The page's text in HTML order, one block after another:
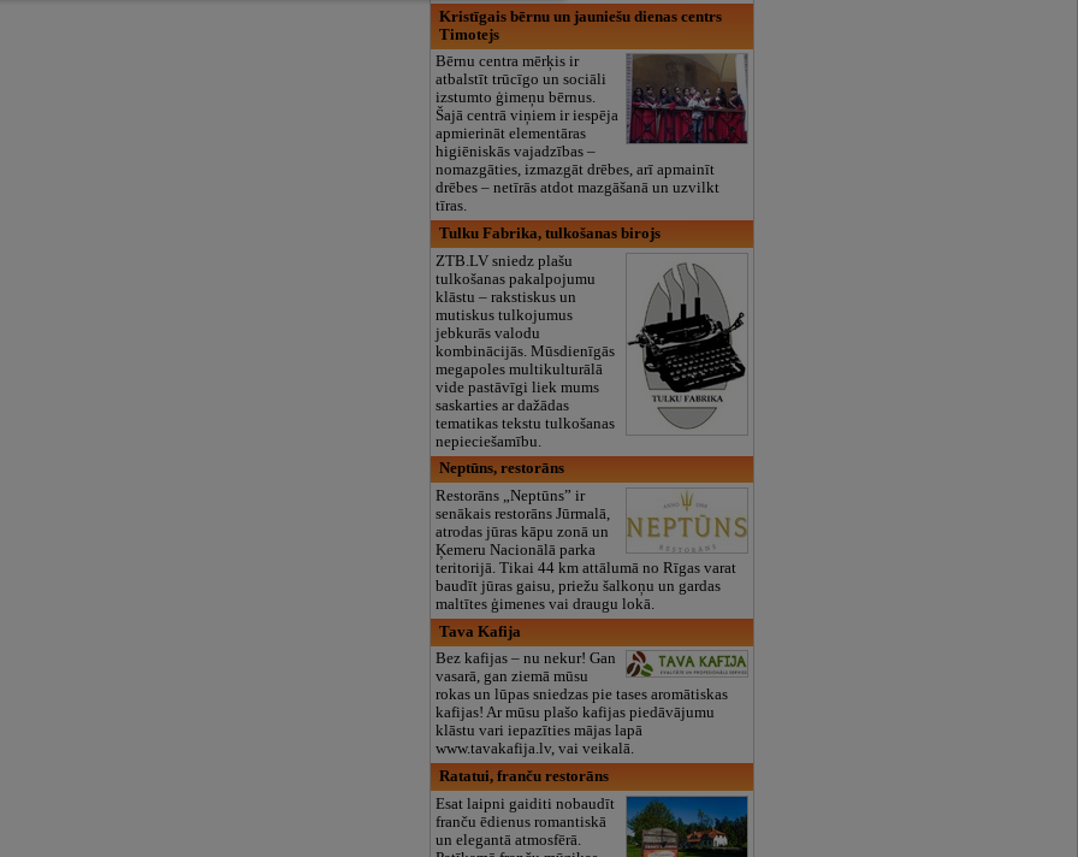
Kristīgais bērnu un jauniešu dienas centrs
Timotejs
Bērnu centra mērķis ir
atbalstīt trūcīgo un sociāli
izstumto ģimeņu bērnus.
Šajā centrā viņiem ir iespēja
apmierināt elementāras
higiēniskās vajadzības –
nomazgāties, izmazgāt drēbes, arī apmainīt
drēbes – netīrās atdot mazgāšanā un uzvilkt
tīras.
Tulku Fabrika, tulkošanas birojs
ZTB.LV sniedz plašu
tulkošanas pakalpojumu
klāstu – rakstiskus un
mutiskus tulkojumus
jebkurās valodu
kombinācijās. Mūsdienīgās
megapoles multikulturālā
vide pastāvīgi liek mums
saskarties ar dažādas
tematikas tekstu tulkošanas
nepieciešamību.
Neptūns, restorāns
Restorāns „Neptūns” ir
senākais restorāns Jūrmalā,
atrodas jūras kāpu zonā un
Ķemeru Nacionālā parka
teritorijā. Tikai 44 km attālumā no Rīgas varat
baudīt jūras gaisu, priežu šalkoņu un gardas
maltītes ģimenes vai draugu lokā.
Tava Kafija
Bez kafijas – nu nekur! Gan
vasarā, gan ziemā mūsu
rokas un lūpas sniedzas pie tases aromātiskas
kafijas! Ar mūsu plašo kafijas piedāvājumu
klāstu vari iepazīties mājas lapā
www.tavakafija.lv, vai veikalā.
Ratatui, franču restorāns
Esat laipni gaiditi nobaudīt
franču ēdienus romantiskā
un elegantā atmosfērā.